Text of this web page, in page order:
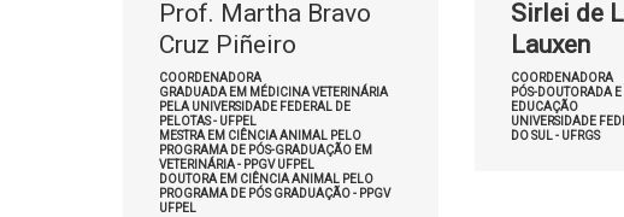
Prof. Martha Bravo
Cruz Piñeiro
COORDENADORA
GRADUADA EM MÉDICINA VETERINÁRIA
PELA UNIVERSIDADE FEDERAL DE
PELOTAS - UFPEL
MESTRA EM CIÊNCIA ANIMAL PELO
PROGRAMA DE PÓS-GRADUAÇÃO EM
VETERINÁRIA - PPGV UFPEL
DOUTORA EM CIÊNCIA ANIMAL PELO
PROGRAMA DE PÓS GRADUAÇÃO - PPGV
UFPEL
Sirlei de
Lauxen
COORDENADORA
PÓS-DOUTORADA
EDUCAÇÃO
UNIVERSIDADE
DO SUL - UFRGS